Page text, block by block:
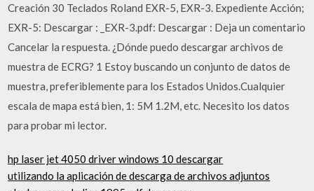
Creación 30 Teclados Roland EXR-5, EXR-3. Expediente Acción;
EXR-5: Descargar : _EXR-3.pdf: Descargar : Deja un comentario
Cancelar la respuesta. ¿Dónde puedo descargar archivos de
muestra de ECRG? 1 Estoy buscando un conjunto de datos de
muestra, preferiblemente para los Estados Unidos.Cualquier
escala de mapa está bien, 1: 5M 1.2M, etc. Necesito los datos
para probar mi lector.
hp laser jet 4050 driver windows 10 descargar
utilizando la aplicación de descarga de archivos adjuntos